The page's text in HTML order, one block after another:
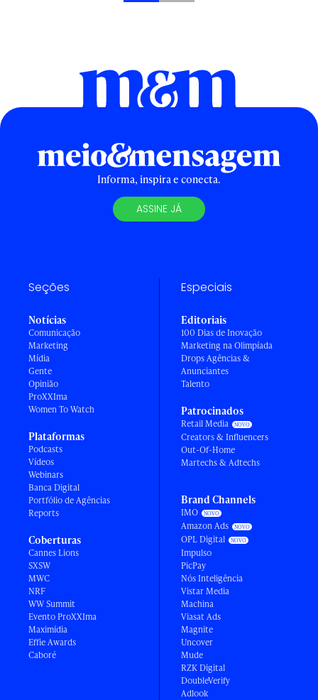
Informa, inspira e conecta.
ASSINE JÁ
Seções
Notícias
Comunicação
Marketing
Mídia
Gente
Opinião
ProXXIma
Women To Watch
Plataformas
Podcasts
Vídeos
Webinars
Banca Digital
Portfólio de Agências
Reports
Coberturas
Cannes Lions
SXSW
MWC
NRF
WW Summit
Evento ProXXIma
Maximídia
Effie Awards
Caboré
Especiais
Editoriais
100 Dias de Inovação
Marketing na Olimpíada
Drops Agências &
Anunciantes
Talento
Patrocinados
Retail Media
Creators & Influencers
Out-Of-Home
Martechs & Adtechs
Brand Channels
IMO
Amazon Ads
OPL Digital
Impulso
PicPay
Nós Inteligência
Vistar Media
Machina
Viasat Ads
Magnite
Uncover
Mude
RZK Digital
DoubleVerify
Adlook